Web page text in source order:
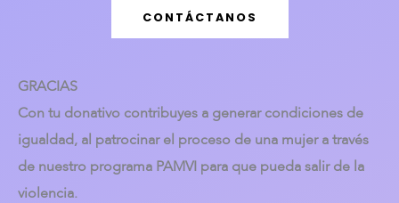
CONTÁCTANOS
GRACIAS
Con tu donativo contribuyes a generar condiciones de
igualdad, al patrocinar el proceso de una mujer a través
de nuestro programa PAMVI para que pueda salir de la
violencia.